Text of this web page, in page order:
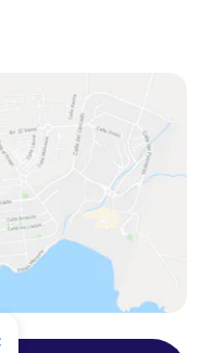
groepen vanuit Parijs